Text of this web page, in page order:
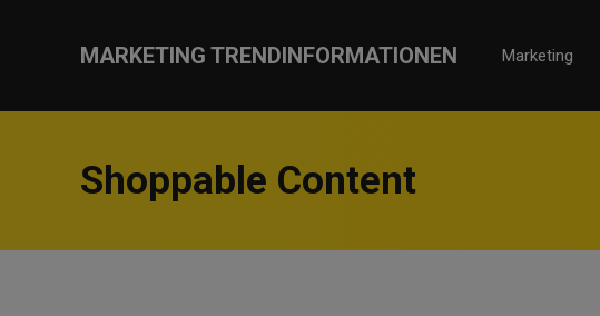
MARKETING TRENDINFORMATIONEN Marketing
Shoppable Content